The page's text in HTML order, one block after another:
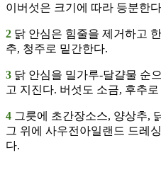
이버섯은 크기에 따라 등분한
2 닭 안심은 힘줄을 제거하고
추, 청주로 밑간한다.
3 닭 안심을 밀가루-달걀물 순
고 지진다. 버섯도 소금, 후추
4 그릇에 초간장소스, 양상추,
그 위에 사우전아일랜드 드레
다.